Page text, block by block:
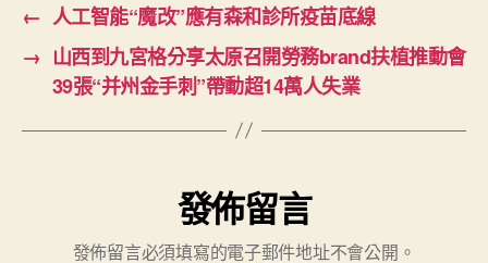
← 人工智能“魔改”應有森和診所疫苗底線
→ 山西到九宮格分享太原召開勞務brand扶植推動會
39張“并州金手刺”帶動超14萬人失業
發佈留言
發佈留言必須填寫的電子郵件地址不會公開。